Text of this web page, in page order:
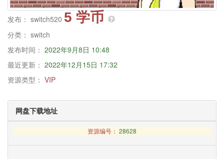
发布： switch520 5 学币
分类： switch
发布时间： 2022年9月8日 10:48
最近更新： 2022年12月15日 17:32
资源类型： VIP
网盘下载地址
资源编号： 28628